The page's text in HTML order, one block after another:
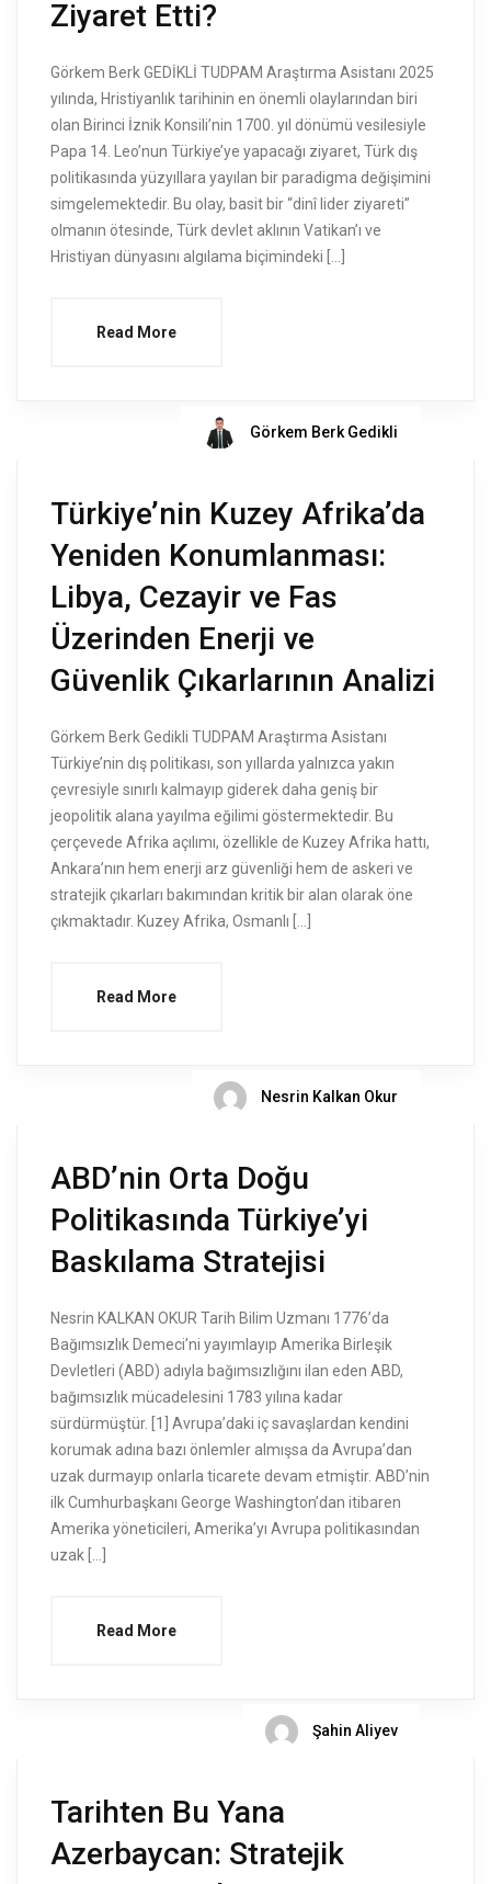
Ziyaret Etti?
Görkem Berk GEDİKLİ TUDPAM Araştırma Asistanı 2025
yılında, Hristiyanlık tarihinin en önemli olaylarından biri
olan Birinci İznik Konsili’nin 1700. yıl dönümü vesilesiyle
Papa 14. Leo’nun Türkiye’ye yapacağı ziyaret, Türk dış
politikasında yüzyıllara yayılan bir paradigma değişimini
simgelemektedir. Bu olay, basit bir “dinî lider ziyareti”
olmanın ötesinde, Türk devlet aklının Vatikan’ı ve
Hristiyan dünyasını algılama biçimindeki […]
Read More
Görkem Berk Gedikli
Türkiye’nin Kuzey Afrika’da
Yeniden Konumlanması:
Libya, Cezayir ve Fas
Üzerinden Enerji ve
Güvenlik Çıkarlarının Analizi
Görkem Berk Gedikli TUDPAM Araştırma Asistanı
Türkiye’nin dış politikası, son yıllarda yalnızca yakın
çevresiyle sınırlı kalmayıp giderek daha geniş bir
jeopolitik alana yayılma eğilimi göstermektedir. Bu
çerçevede Afrika açılımı, özellikle de Kuzey Afrika hattı,
Ankara’nın hem enerji arz güvenliği hem de askeri ve
stratejik çıkarları bakımından kritik bir alan olarak öne
çıkmaktadır. Kuzey Afrika, Osmanlı […]
Read More
Nesrin Kalkan Okur
ABD’nin Orta Doğu
Politikasında Türkiye’yi
Baskılama Stratejisi
Nesrin KALKAN OKUR Tarih Bilim Uzmanı 1776’da
Bağımsızlık Demeci’ni yayımlayıp Amerika Birleşik
Devletleri (ABD) adıyla bağımsızlığını ilan eden ABD,
bağımsızlık mücadelesini 1783 yılına kadar
sürdürmüştür. [1] Avrupa’daki iç savaşlardan kendini
korumak adına bazı önlemler almışsa da Avrupa’dan
uzak durmayıp onlarla ticarete devam etmiştir. ABD’nin
ilk Cumhurbaşkanı George Washington’dan itibaren
Amerika yöneticileri, Amerika’yı Avrupa politikasından
uzak […]
Read More
Şahin Aliyev
Tarihten Bu Yana
Azerbaycan: Stratejik